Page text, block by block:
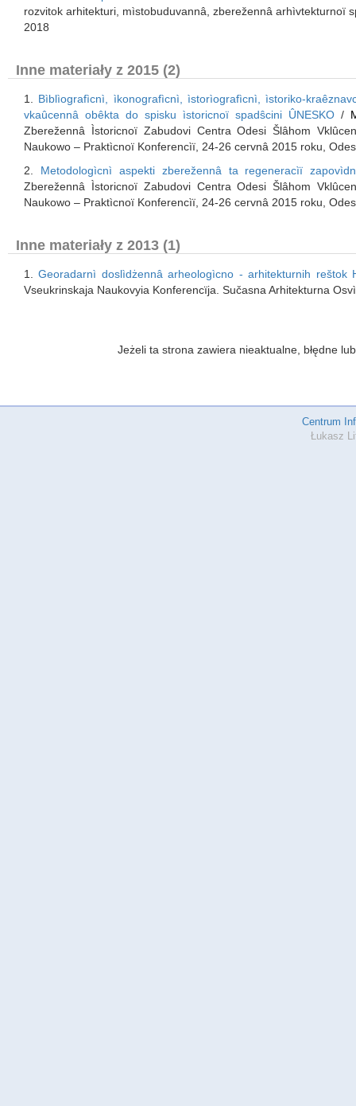
rozvitok arhitekturi, mìstobuduvannâ, zberežennâ arhìvtekturnoї
2018
Inne materiały z 2015 (2)
1. Bìblìografìcnì, ìkonografìcnì, ìstorìografìcnì, ìstoriko-
vkaûcennâ obêkta do spisku ìstoricnoї spadŝcini ÛNESKO/
Zberežennâ Ìstoricnoї Zabudovi Centra Odesi Šlâhom
Naukowo – Praktìcnoї Konferencìї, 24-26 cervnâ 2015 roku,
2. Metodologìcnì aspekti zberežennâ ta regeneracìї
Zberežennâ Ìstoricnoї Zabudovi Centra Odesi Šlâhom
Naukowo – Praktìcnoї Konferencìї, 24-26 cervnâ 2015 roku,
Inne materiały z 2013 (1)
1.Georadarnì doslìdżennâ arheologìcno - arhitekturnih reštok
Vseukrinskaja Naukovyia Konferencїja. Sučasna Arhitekturna
Jeżeli ta strona zawiera nieaktualne, błędne
Centrum
Łukasz